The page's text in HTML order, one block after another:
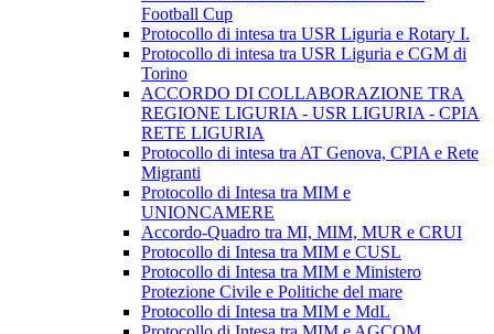
Football Cup
Protocollo di intesa tra USR Liguria e Rotary I.
Protocollo di intesa tra USR Liguria e CGM di
Torino
ACCORDO DI COLLABORAZIONE TRA
REGIONE LIGURIA - USR LIGURIA - CPIA
RETE LIGURIA
Protocollo di intesa tra AT Genova, CPIA e Rete
Migranti
Protocollo di Intesa tra MIM e
UNIONCAMERE
Accordo-Quadro tra MI, MIM, MUR e CRUI
Protocollo di Intesa tra MIM e CUSL
Protocollo di Intesa tra MIM e Ministero
Protezione Civile e Politiche del mare
Protocollo di Intesa tra MIM e MdL